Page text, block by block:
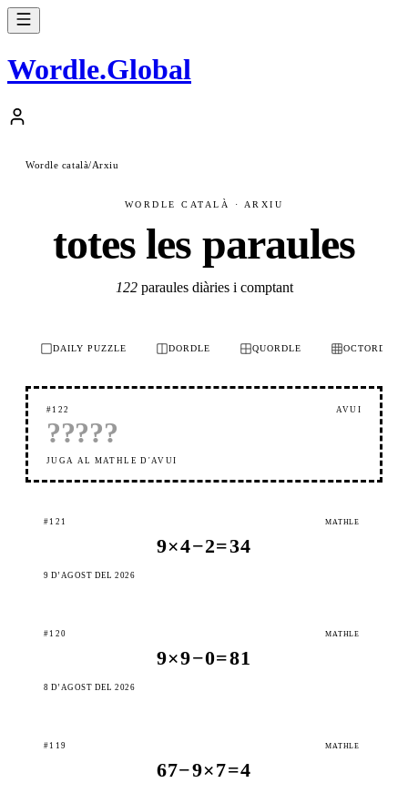
Wordle.Global
Wordle català/Arxiu
WORDLE CATALÀ · ARXIU
totes les paraules
122paraules diàries i comptant
DAILY PUZZLE DORDLE QUORDLE OCTORDLE
#122 AVUI
?????
JUGA AL MATHLE D'AVUI
#121 MATHLE
9×4−2=34
9 D’AGOST DEL 2026
#120 MATHLE
9×9−0=81
8 D’AGOST DEL 2026
#119 MATHLE
67−9×7=4